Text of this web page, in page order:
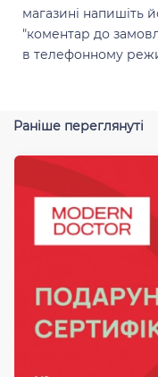
магазині напишіть
"коментар до
в телефонному
Раніше переглянуті